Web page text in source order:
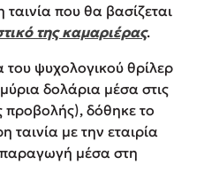
που θα βασίζεται
της καμαριέρας.
ψυχολογικού θρίλερ
δολάρια μέσα στις
προβολής), δόθηκε το
ταινία με την εταιρία
παραγωγή μέσα στη